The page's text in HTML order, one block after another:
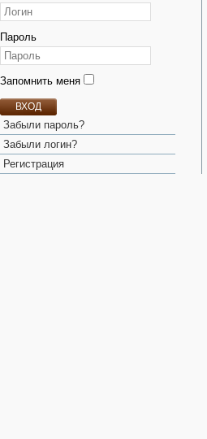
Пароль
Запомнить меня
ВХОД
Забыли пароль?
Забыли логин?
Регистрация